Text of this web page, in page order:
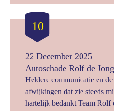
10
22 December 2025
Autoschade Rolf de Jong
Heldere communicatie en
afwijkingen dat zie steeds
hartelijk bedankt Team Rolf